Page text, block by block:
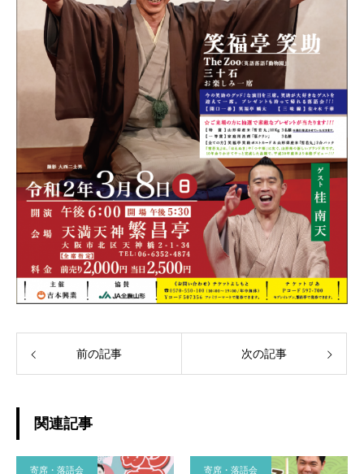
前の記事 次の記事
関連記事
寄席・落語会 寄席・落語会